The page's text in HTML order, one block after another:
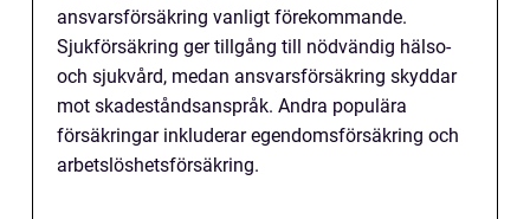
ansvarsförsäkring vanligt förekommande.
Sjukförsäkring ger tillgång till nödvändig hälso-
och sjukvård, medan ansvarsförsäkring skyddar
mot skadeståndsanspråk. Andra populära
försäkringar inkluderar egendomsförsäkring och
arbetslöshetsförsäkring.